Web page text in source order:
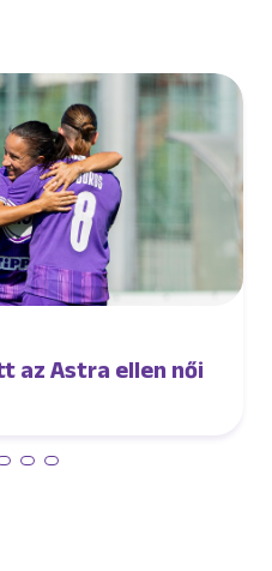
az Astra ellen női